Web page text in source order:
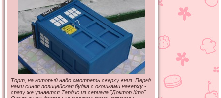
Торт, на который надо смотреть сверху вниз. Перед
нами синяя полицейская будка с окошками наверху -
сразу же узнается Тардис из сериала "Доктор Кто".